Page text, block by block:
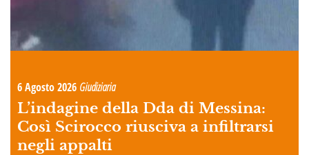
6 Agosto 2026 Giudiziaria
L’indagine della Dda di Messina:
Così Scirocco riusciva a infiltrarsi
negli appalti